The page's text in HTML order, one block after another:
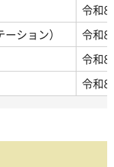
令和8
ション）
令和8
令和8
令和8